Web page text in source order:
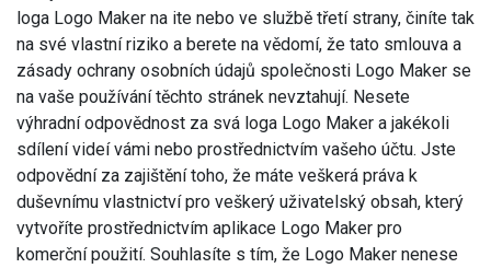
loga Logo Maker na ite nebo ve službě třetí strany, činíte tak
na své vlastní riziko a berete na vědomí, že tato smlouva a
zásady ochrany osobních údajů společnosti Logo Maker se
na vaše používání těchto stránek nevztahují. Nesete
výhradní odpovědnost za svá loga Logo Maker a jakékoli
sdílení videí vámi nebo prostřednictvím vašeho účtu. Jste
odpovědní za zajištění toho, že máte veškerá práva k
duševnímu vlastnictví pro veškerý uživatelský obsah, který
vytvoříte prostřednictvím aplikace Logo Maker pro
komerční použití. Souhlasíte s tím, že Logo Maker nenese